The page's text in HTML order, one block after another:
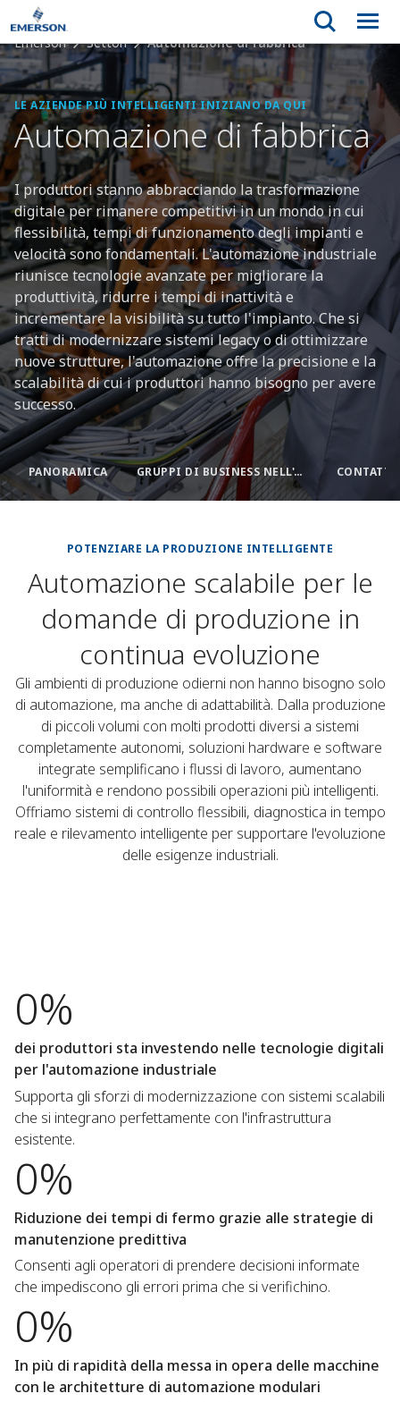
Emerson Settori Automazione di fabbrica
LE AZIENDE PIÙ INTELLIGENTI INIZIANO DA QUI
Automazione di fabbrica
I produttori stanno abbracciando la trasformazione
digitale per rimanere competitivi in un mondo in cui
flessibilità, tempi di funzionamento degli impianti e
velocità sono fondamentali. L'automazione industriale
riunisce tecnologie avanzate per migliorare la
produttività, ridurre i tempi di inattività e
incrementare la visibilità su tutto l'impianto. Che si
tratti di modernizzare sistemi legacy o di ottimizzare
nuove strutture, l'automazione offre la precisione e la
scalabilità di cui i produttori hanno bisogno per avere
successo.
PANORAMICA GRUPPI DI BUSINESS NELL'AUTOMAZIONE INDUSTRIALE
POTENZIARE LA PRODUZIONE INTELLIGENTE
Automazione scalabile per le
domande di produzione in
continua evoluzione
Gli ambienti di produzione odierni non hanno bisogno solo
di automazione, ma anche di adattabilità. Dalla produzione
di piccoli volumi con molti prodotti diversi a sistemi
completamente autonomi, soluzioni hardware e software
integrate semplificano i flussi di lavoro, aumentano
l'uniformità e rendono possibili operazioni più intelligenti.
Offriamo sistemi di controllo flessibili, diagnostica in tempo
reale e rilevamento intelligente per supportare l'evoluzione
delle esigenze industriali.
0%
dei produttori sta investendo nelle tecnologie digitali
per l'automazione industriale
Supporta gli sforzi di modernizzazione con sistemi scalabili
che si integrano perfettamente con l'infrastruttura
esistente.
0%
Riduzione dei tempi di fermo grazie alle strategie di
manutenzione predittiva
Consenti agli operatori di prendere decisioni informate
che impediscono gli errori prima che si verifichino.
0%
In più di rapidità della messa in opera delle macchine
con le architetture di automazione modulari